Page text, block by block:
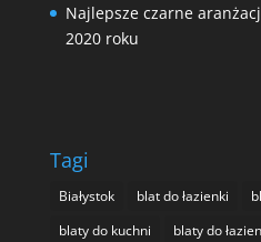
Najlepsze czarne
2020 roku
Tagi
Białystok blat do łazienki
blaty do kuchni
blaty do